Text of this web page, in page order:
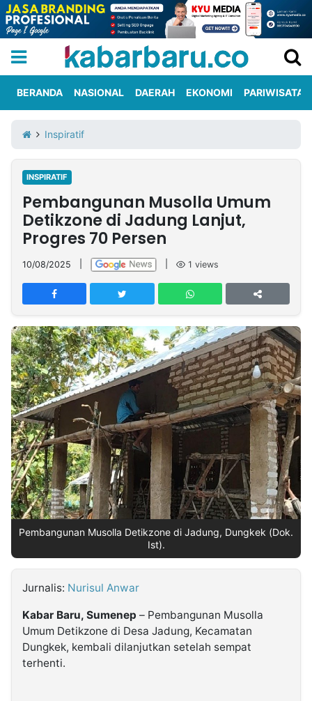
Iklan
Berita
Kami
Nasional
International
Olahraga
Entertainment
Daerah
Pariwisata
Kuliner
Kolom
Network
PT
TREETAN
INDONESIA
Partner
Insight
NTB
Suara
Time
Lens
IDN
Daily
Jogja
Jalan
Rakyat
Idealita
News
Kita
Notice
Dinamikapost.com
Radar
Baru
Seedbacklink
Follow
Kabarbaru
Kabarbaru.co
BERANDA NASIONAL DAERAH EKONOMI PARIWISATA
Inspiratif
INSPIRATIF
Pembangunan Musolla Umum
Detikzone di Jadung Lanjut,
Progres 70 Persen
10/08/2025 1 views
Pembangunan Musolla Detikzone di Jadung, Dungkek (Dok.
Ist).
Jurnalis: Nurisul Anwar
Kabar Baru, Sumenep – Pembangunan Musolla
Umum Detikzone di Desa Jadung, Kecamatan
Dungkek, kembali dilanjutkan setelah sempat
terhenti.